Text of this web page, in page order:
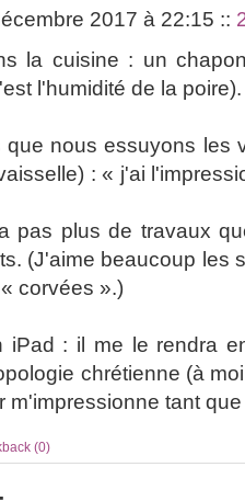
2017 à 22:15 ::
la cuisine : un
l'humidité de la poire).
que nous essuyons les
: « j'ai
pas plus de travaux
(J'aime beaucoup les
corvées ».)
iPad : il me le rendra
chrétienne (à
m'impressionne tant
(0)